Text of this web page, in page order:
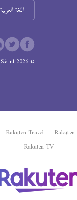
اللغة العربية
©
2026
Viber Media S.à r.l.
Rakuten Travel
Rakuten TV